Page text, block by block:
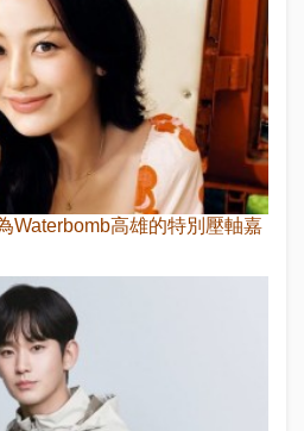
Waterbomb高雄的特別壓軸嘉